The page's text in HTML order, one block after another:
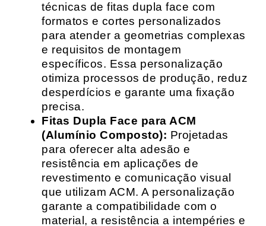
técnicas de fitas dupla face com
formatos e cortes personalizados
para atender a geometrias complexas
e requisitos de montagem
específicos. Essa personalização
otimiza processos de produção, reduz
desperdícios e garante uma fixação
precisa.
Fitas Dupla Face para ACM
(Alumínio Composto): Projetadas
para oferecer alta adesão e
resistência em aplicações de
revestimento e comunicação visual
que utilizam ACM. A personalização
garante a compatibilidade com o
material, a resistência a intempéries e